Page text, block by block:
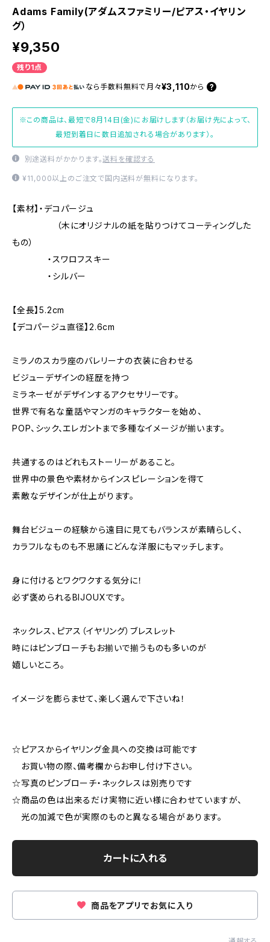
Adams Family(アダムスファミリー/ピアス・イヤリン
グ）
¥9,350
残り1点
なら 手数料無料で 月々¥3,110から
※この商品は、最短で8月14日(金)にお届けします（お届け先によって、
最短到着日に数日追加される場合があります）。
別途送料がかかります。送料を確認する
¥11,000以上のご注文で国内送料が無料になります。
【素材】・デコパージュ
（木にオリジナルの紙を貼りつけてコーティングした
もの）
・スワロフスキー
・シルバー
【全長】5.2cm
【デコパージュ直径】2.6cm
ミラノのスカラ座のバレリーナの衣装に合わせる
ビジューデザインの経歴を持つ
ミラネーゼがデザインするアクセサリーです。
世界で有名な童話やマンガのキャラクターを始め、
POP、シック、エレガントまで多種なイメージが揃います。
共通するのはどれもストーリーがあること。
世界中の景色や素材からインスピレーションを得て
素敵なデザインが仕上がります。
舞台ビジューの経験から遠目に見てもバランスが素晴らしく、
カラフルなものも不思議にどんな洋服にもマッチします。
身に付けるとワクワクする気分に！
必ず褒められるBIJOUXです。
ネックレス、ピアス（イヤリング）ブレスレット
時にはピンブローチもお揃いで揃うものも多いのが
嬉しいところ。
イメージを膨らませて、楽しく選んで下さいね！
☆ピアスからイヤリング金具への交換は可能です
お買い物の際、備考欄からお申し付け下さい。
☆写真のピンブローチ・ネックレスは別売りです
☆商品の色は出来るだけ実物に近い様に合わせていますが、
光の加減で色が実際のものと異なる場合があります。
カートに入れる
商品をアプリでお気に入り